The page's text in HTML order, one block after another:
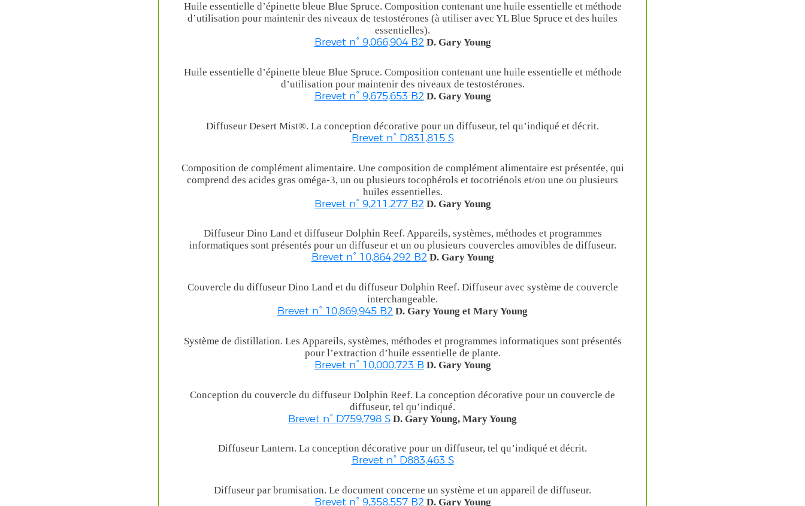
Huile essentielle d’épinette bleue Blue Spruce. Composition contenant une huile essentielle et méthode
d’utilisation pour maintenir des niveaux de testostérones (à utiliser avec YL Blue Spruce et des huiles
essentielles).
Brevet n° 9,066,904 B2D. Gary Young
Huile essentielle d’épinette bleue Blue Spruce. Composition contenant une huile essentielle et méthode
d’utilisation pour maintenir des niveaux de testostérones.
Brevet n° 9,675,653 B2D. Gary Young
Diffuseur Desert Mist®. La conception décorative pour un diffuseur, tel qu’indiqué et décrit.
Brevet n° D831,815 S
Composition de complément alimentaire. Une composition de complément alimentaire est présentée, qui
comprend des acides gras oméga-3, un ou plusieurs tocophérols et tocotriénols et/ou une ou plusieurs
huiles essentielles.
Brevet n° 9,211,277 B2 D. Gary Young
Diffuseur Dino Land et diffuseur Dolphin Reef. Appareils, systèmes, méthodes et programmes
informatiques sont présentés pour un diffuseur et un ou plusieurs couvercles amovibles de diffuseur.
Brevet n° 10,864,292 B2D. Gary Young
Couvercle du diffuseur Dino Land et du diffuseur Dolphin Reef. Diffuseur avec système de couvercle
interchangeable.
Brevet n° 10,869,945 B2 D. Gary Young et Mary Young
Système de distillation. Les Appareils, systèmes, méthodes et programmes informatiques sont présentés
pour l’extraction d’huile essentielle de plante.
Brevet n° 10,000,723 BD. Gary Young
Conception du couvercle du diffuseur Dolphin Reef. La conception décorative pour un couvercle de
diffuseur, tel qu’indiqué.
Brevet n° D759,798 S D. Gary Young, Mary Young
Diffuseur Lantern. La conception décorative pour un diffuseur, tel qu’indiqué et décrit.
Brevet n° D883,463 S
Diffuseur par brumisation. Le document concerne un système et un appareil de diffuseur.
Brevet n° 9,358,557 B2D. Gary Young